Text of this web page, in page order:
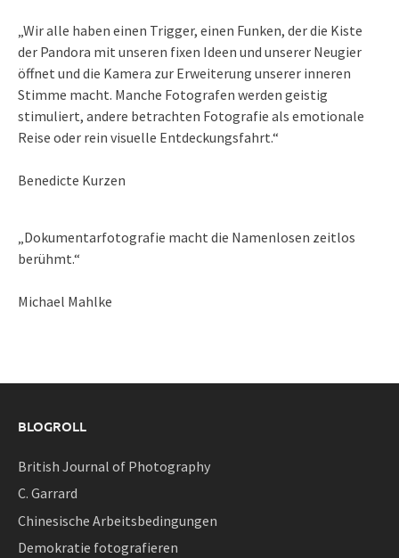
„Wir alle haben einen Trigger, einen Funken, der die Kiste
der Pandora mit unseren fixen Ideen und unserer Neugier
öffnet und die Kamera zur Erweiterung unserer inneren
Stimme macht. Manche Fotografen werden geistig
stimuliert, andere betrachten Fotografie als emotionale
Reise oder rein visuelle Entdeckungsfahrt.“
Benedicte Kurzen
„Dokumentarfotografie macht die Namenlosen zeitlos
berühmt.“
Michael Mahlke
BLOGROLL
British Journal of Photography
C. Garrard
Chinesische Arbeitsbedingungen
Demokratie fotografieren